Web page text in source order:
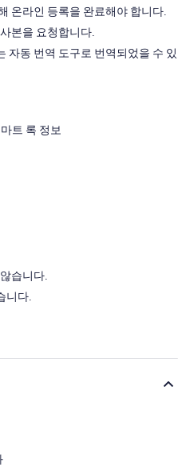
온라인 등록을 완료해야 합니다.
본을 요청합니다.
자동 번역 도구로 번역되었을 수 있
트 록 정보
습니다.
니다.